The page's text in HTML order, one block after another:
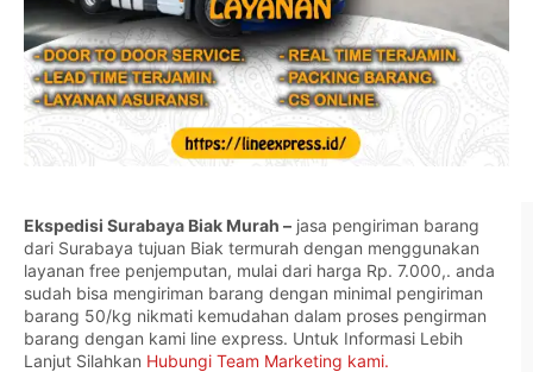
Ekspedisi Surabaya Biak Murah – jasa pengiriman barang
dari Surabaya tujuan Biak termurah dengan menggunakan
layanan free penjemputan, mulai dari harga Rp. 7.000,. anda
sudah bisa mengiriman barang dengan minimal pengiriman
barang 50/kg nikmati kemudahan dalam proses pengirman
barang dengan kami line express. Untuk Informasi Lebih
Lanjut Silahkan Hubungi Team Marketing kami.